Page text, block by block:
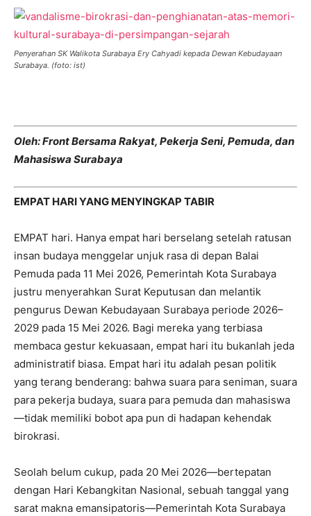
Penyerahan SK Walikota Surabaya Ery Cahyadi kepada Dewan Kebudayaan
Surabaya. (foto: ist)
Oleh: Front Bersama Rakyat, Pekerja Seni, Pemuda, dan
Mahasiswa Surabaya
EMPAT HARI YANG MENYINGKAP TABIR
EMPAT hari. Hanya empat hari berselang setelah ratusan
insan budaya menggelar unjuk rasa di depan Balai
Pemuda pada 11 Mei 2026, Pemerintah Kota Surabaya
justru menyerahkan Surat Keputusan dan melantik
pengurus Dewan Kebudayaan Surabaya periode 2026–
2029 pada 15 Mei 2026. Bagi mereka yang terbiasa
membaca gestur kekuasaan, empat hari itu bukanlah jeda
administratif biasa. Empat hari itu adalah pesan politik
yang terang benderang: bahwa suara para seniman, suara
para pekerja budaya, suara para pemuda dan mahasiswa
—tidak memiliki bobot apa pun di hadapan kehendak
birokrasi.
Seolah belum cukup, pada 20 Mei 2026—bertepatan
dengan Hari Kebangkitan Nasional, sebuah tanggal yang
sarat makna emansipatoris—Pemerintah Kota Surabaya